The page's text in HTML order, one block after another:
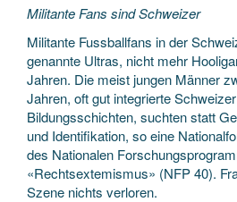
Militante Fans sind Schweizer
Militante Fussballfans in der
genannte Ultras, nicht mehr
Jahren. Die meist jungen Männer
Jahren, oft gut integrierte
Bildungsschichten, suchten statt
und Identifikation, so eine
des Nationalen
«Rechtsextemismus» (NFP 40).
Szene nichts verloren.